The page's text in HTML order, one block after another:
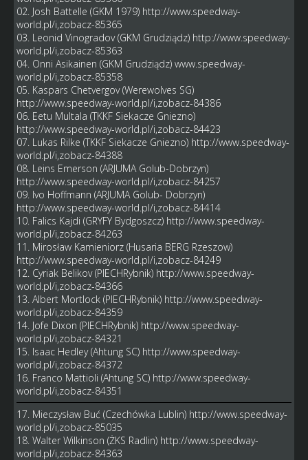
02. Josh Battelle (GKM 1979) http://www.speedway-
world.pl/i,zobacz-85365
03. Leonid Vinogradov (GKM Grudziądz) http://www.speedway-
world.pl/i,zobacz-85363
04. Onni Asikainen (GKM Grudziądz) www.speedway-
world.pl/i,zobacz-85358
05. Kaspars Chetvergov (Werewolves SG)
http://www.speedway-world.pl/i,zobacz-84386
06. Eetu Multala (TKKF Siekacze Gniezno)
http://www.speedway-world.pl/i,zobacz-84423
07. Lukas Rilke (TKKF Siekacze Gniezno) http://www.speedway-
world.pl/i,zobacz-84388
08. Leins Emerson (ARJUMA Golub-Dobrzyn)
http://www.speedway-world.pl/i,zobacz-84257
09. Ivo Hoffmann (ARJUMA Golub- Dobrzyn)
http://www.speedway-world.pl/i,zobacz-84414
10. Falics Kajdi (GRYFY Bydgoszcz) http://www.speedway-
world.pl/i,zobacz-84263
11. Mirosław Kamieniorz (Husaria BERG Rzeszow)
http://www.speedway-world.pl/i,zobacz-84249
12. Cyriak Belikov (PIECHRybnik) http://www.speedway-
world.pl/i,zobacz-84366
13. Albert Mortlock (PIECHRybnik) http://www.speedway-
world.pl/i,zobacz-84359
14. Jofe Dixon (PIECHRybnik) http://www.speedway-
world.pl/i,zobacz-84321
15. Isaac Hedley (Ahtung SC) http://www.speedway-
world.pl/i,zobacz-84372
16. Franco Mattioli (Ahtung SC) http://www.speedway-
world.pl/i,zobacz-84351
17. Mieczysław Buć (Czechówka Lublin) http://www.speedway-
world.pl/i,zobacz-85035
18. Walter Wilkinson (ŻKS Radlin) http://www.speedway-
world.pl/i,zobacz-84363